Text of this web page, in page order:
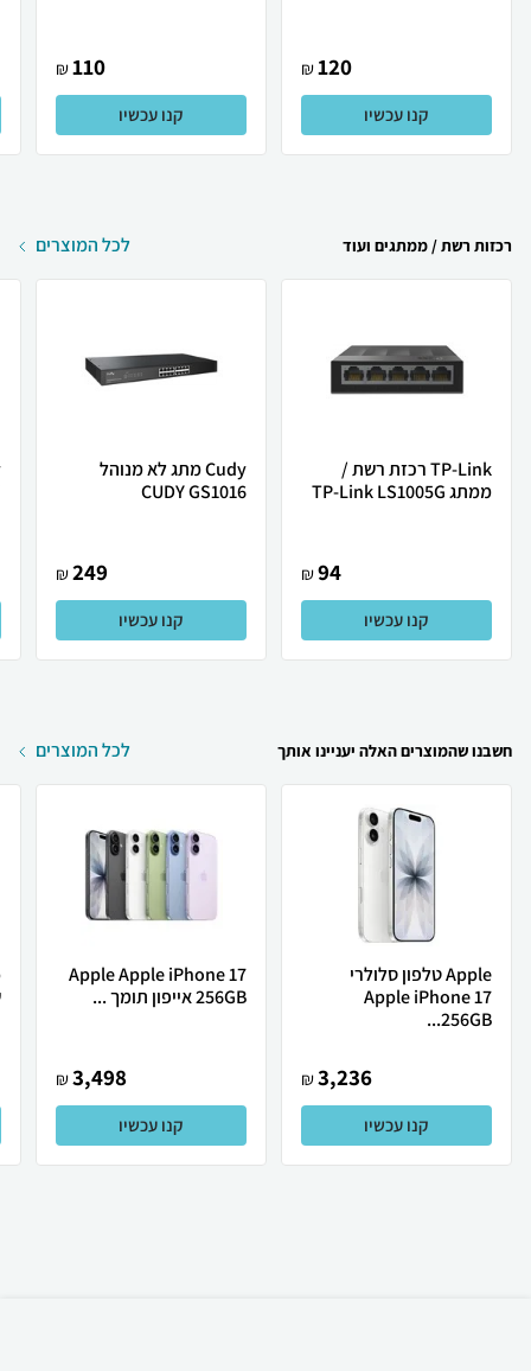
120
₪
קנו עכשיו
110
₪
קנו עכשיו
רכזות רשת / ממתגים ועוד לכל המוצרים
TP-Link רכזת רשת /
ממתג TP-Link LS1005G
94
₪
קנו עכשיו
Cudy מתג לא מנוהל
CUDY GS1016
249
₪
קנו עכשיו
חשבנו שהמוצרים האלה יעניינו אותך לכל המוצרים
Apple טלפון סלולרי
Apple iPhone 17
256GB...
3,236
₪
קנו עכשיו
Apple Apple iPhone 17
256GB אייפון תומך ...
3,498
₪
קנו עכשיו